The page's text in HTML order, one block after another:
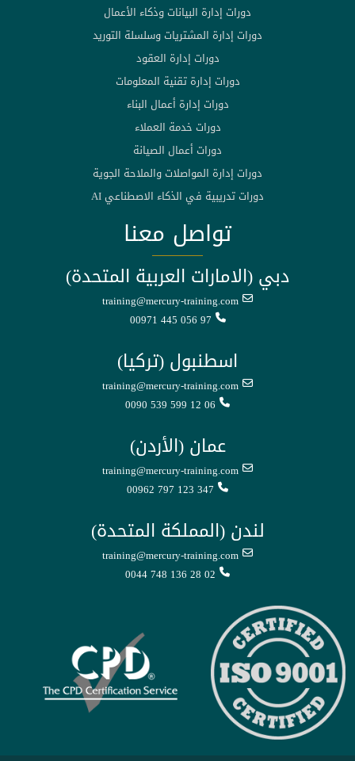
دورات إدارة البيانات وذكاء الأعمال
دورات إدارة المشتريات وسلسلة التوريد
دورات إدارة العقود
دورات إدارة تقنية المعلومات
دورات إدارة أعمال البناء
دورات خدمة العملاء
دورات أعمال الصيانة
دورات إدارة المواصلات والملاحة الجوية
دورات تدريبية في الذكاء الاصطناعي AI
تواصل معنا
دبي (الامارات العربية المتحدة)
training@mercury-training.com
00971 445 056 97
اسطنبول (تركيا)
training@mercury-training.com
0090 539 599 12 06
عمان (الأردن)
training@mercury-training.com
00962 797 123 347
لندن (المملكة المتحدة)
training@mercury-training.com
0044 748 136 28 02